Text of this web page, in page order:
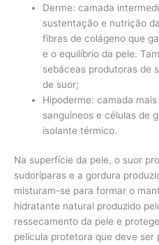
Derme: camada
sustentação e nutrição
fibras de colágeno que
e o equilíbrio da pele.
sebáceas produtoras de
de suor;
Hipoderme: camada
sanguíneos e células de
isolante térmico.
Na superfície da pele, o suor
sudoríparas e a gordura
misturam-se para formar o
hidratante natural produzido
ressecamento da pele e
película protetora que deve ser